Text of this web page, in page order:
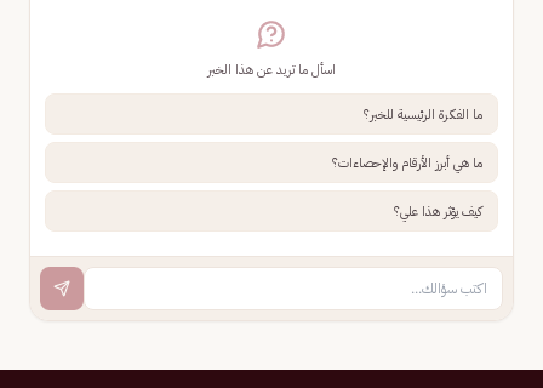
اسأل ما تريد عن هذا الخبر
ما الفكرة الرئيسية للخبر؟
ما هي أبرز الأرقام والإحصاءات؟
كيف يؤثر هذا علي؟